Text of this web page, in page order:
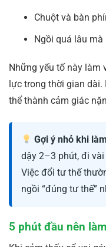
Chuột và bàn
Ngồi quá lâu
Những yếu tố này làm
lực trong thời gian dài.
thể thành cảm giác
Gợi ý nhỏ khi
dậy 2–3 phút, đi
Việc đổi tư thế
ngồi “đúng tư thế”
5 phút đầu nên